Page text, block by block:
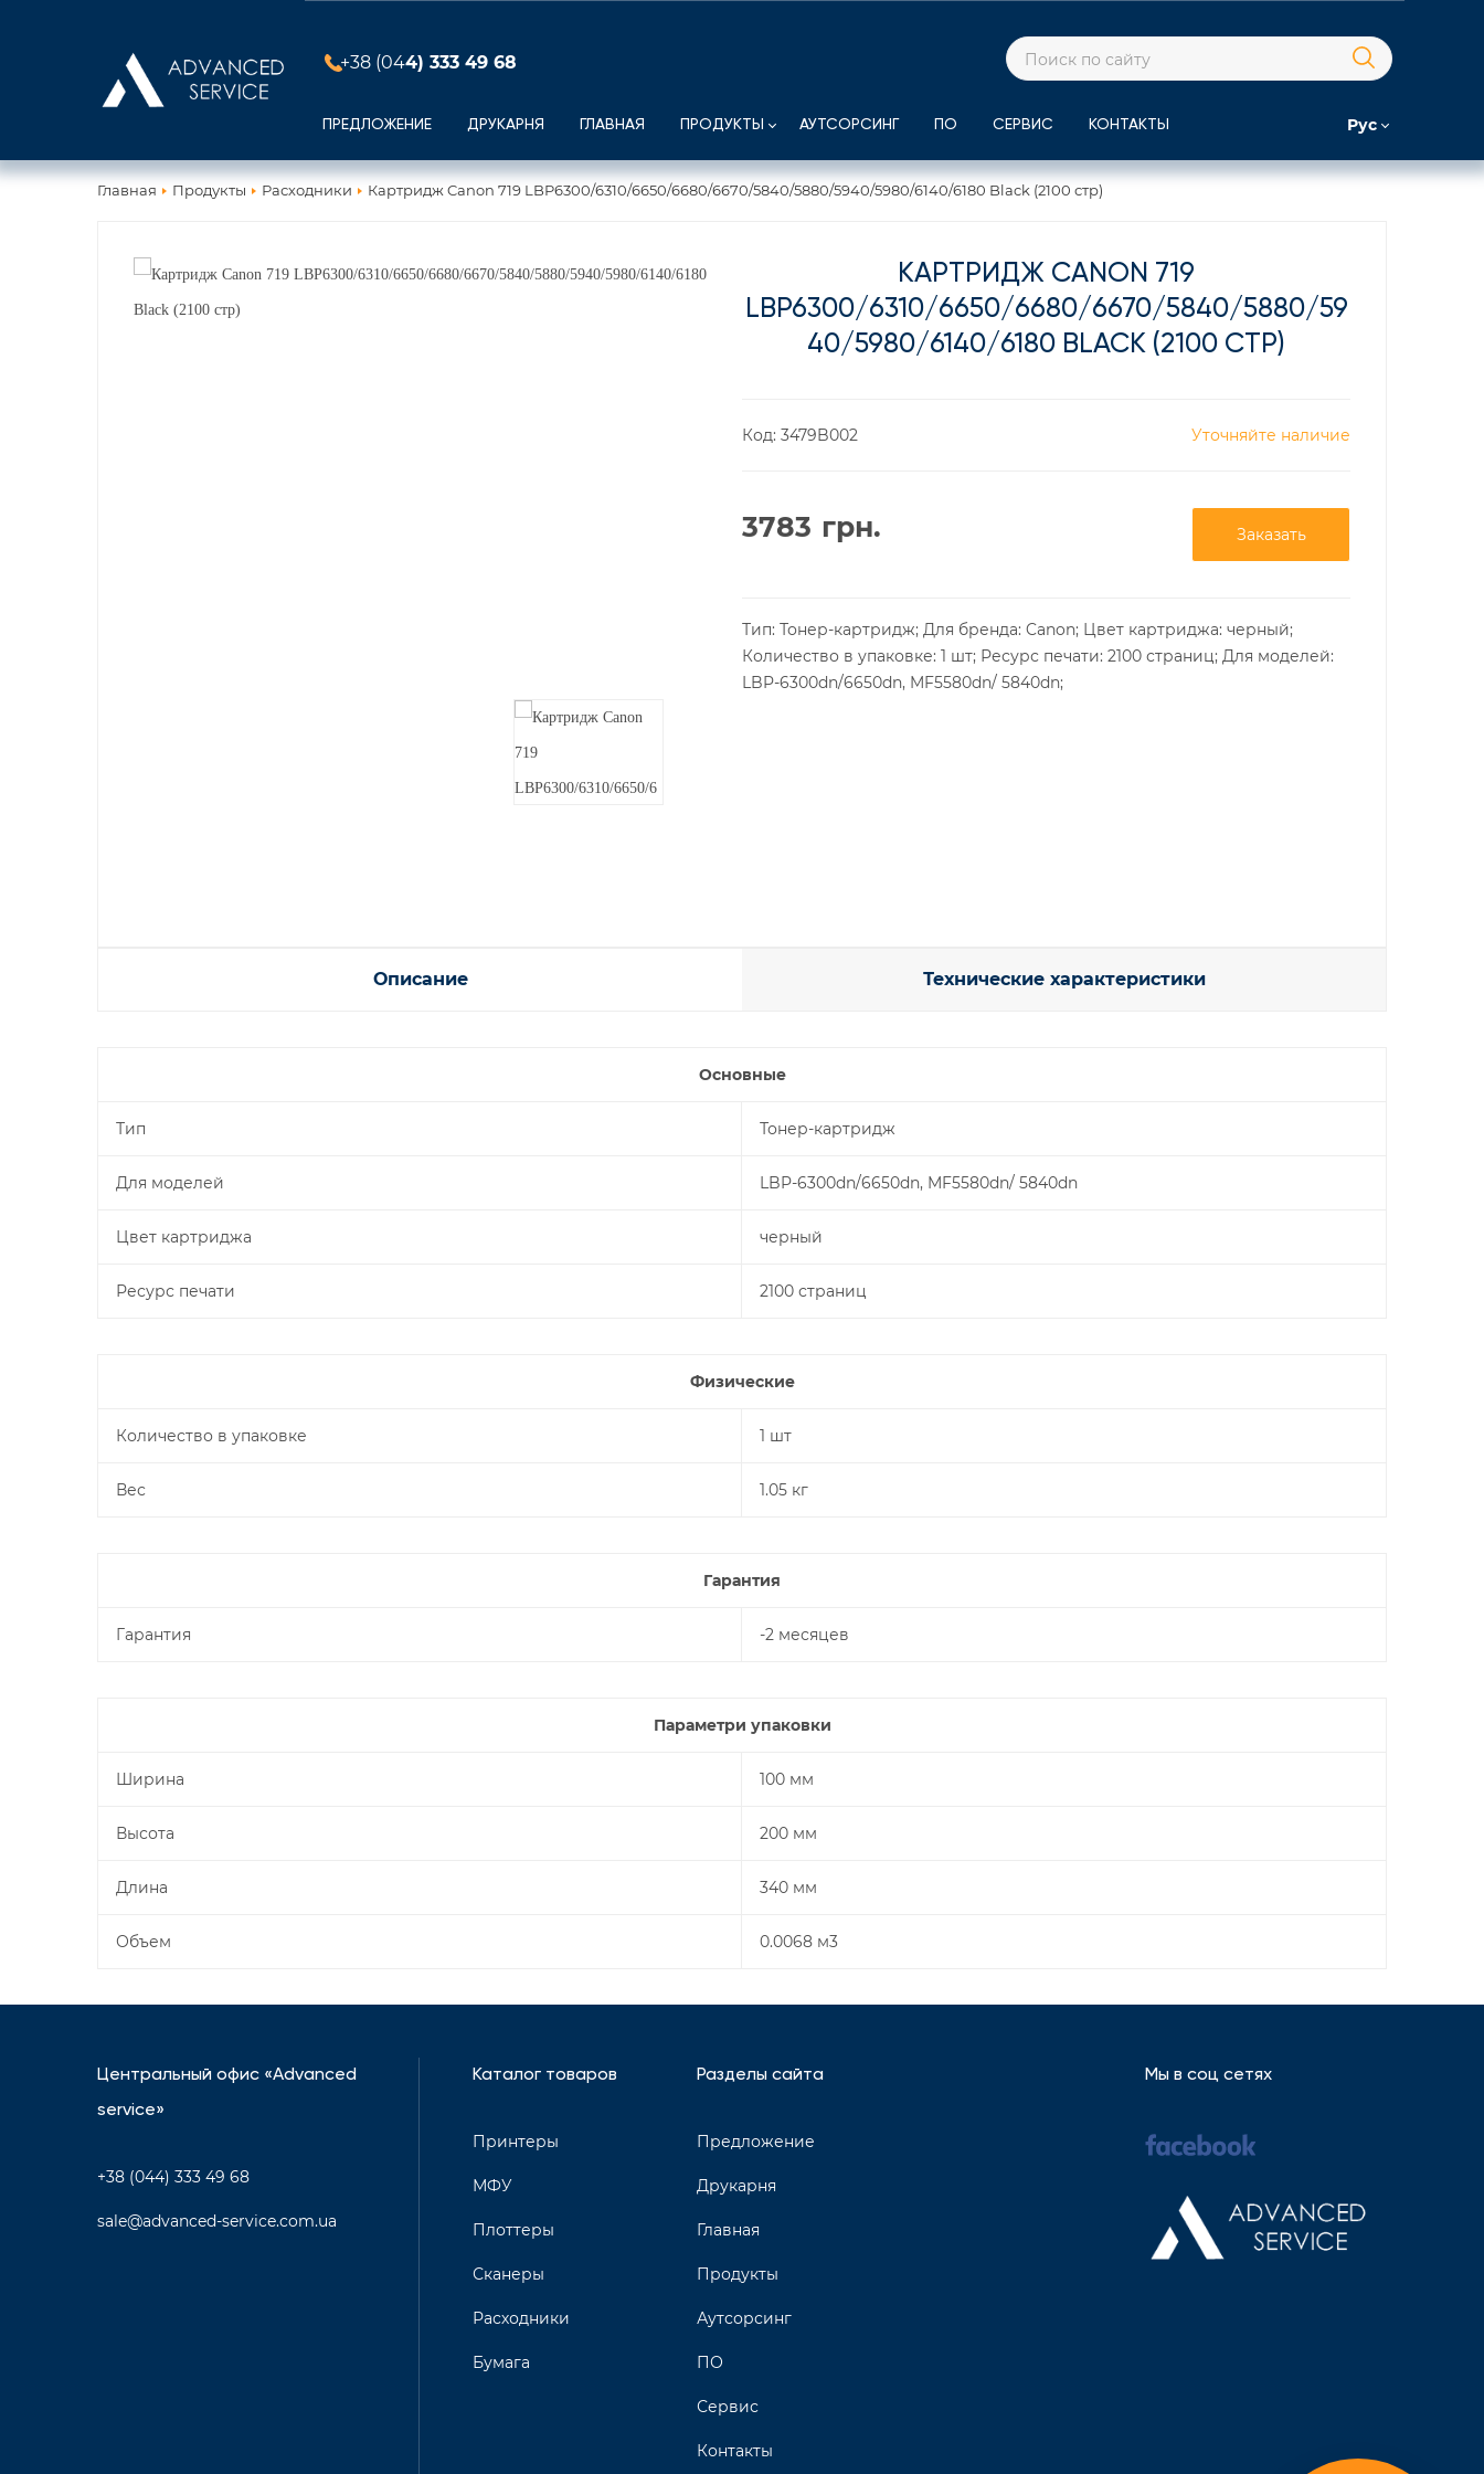
+38 (044) 333 49 68
ПРЕДЛОЖЕНИЕ ДРУКАРНЯ ГЛАВНАЯ ПРОДУКТЫ АУТСОРСИНГ ПО СЕРВИС КОНТАКТЫ Рус
Главная Продукты Расходники Картридж Canon 719 LBP6300/6310/6650/6680/6670/5840/5880/5940/5980/6140/6180 Black (2100 стр)
КАРТРИДЖ CANON 719
LBP6300/6310/6650/6680/6670/5840/5880/59
40/5980/6140/6180 BLACK (2100 СТР)
Код: 3479B002 Уточняйте наличие
3783 грн. Заказать
Тип: Тонер-картридж; Для бренда: Canon; Цвет картриджа: черный;
Количество в упаковке: 1 шт; Ресурс печати: 2100 страниц; Для моделей:
LBP-6300dn/6650dn, MF5580dn/ 5840dn;
Описание Технические характеристики
Основные
Тип Тонер-картридж
Для моделей LBP-6300dn/6650dn, MF5580dn/ 5840dn
Цвет картриджа черный
Ресурс печати 2100 страниц
Физические
Количество в упаковке 1 шт
Вес 1.05 кг
Гарантия
Гарантия -2 месяцев
Параметри упаковки
Ширина 100 мм
Высота 200 мм
Длина 340 мм
Объем 0.0068 м3
Центральный офис «Advanced
service»
+38 (044) 333 49 68
sale@advanced-service.com.ua
Каталог товаров
Принтеры
МФУ
Плоттеры
Сканеры
Расходники
Бумага
Разделы сайта
Предложение
Друкарня
Главная
Продукты
Аутсорсинг
ПО
Сервис
Контакты
Мы в соц сетях